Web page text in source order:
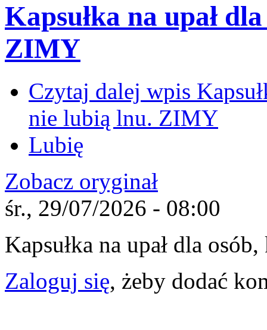
Kapsułka na upał
ZIMY
Czytaj dalej wpis
nie lubią lnu. ZIMY
Lubię
Zobacz oryginał
śr., 29/07/2026 - 08:00
Kapsułka na upał dla
Zaloguj się, żeby dodać